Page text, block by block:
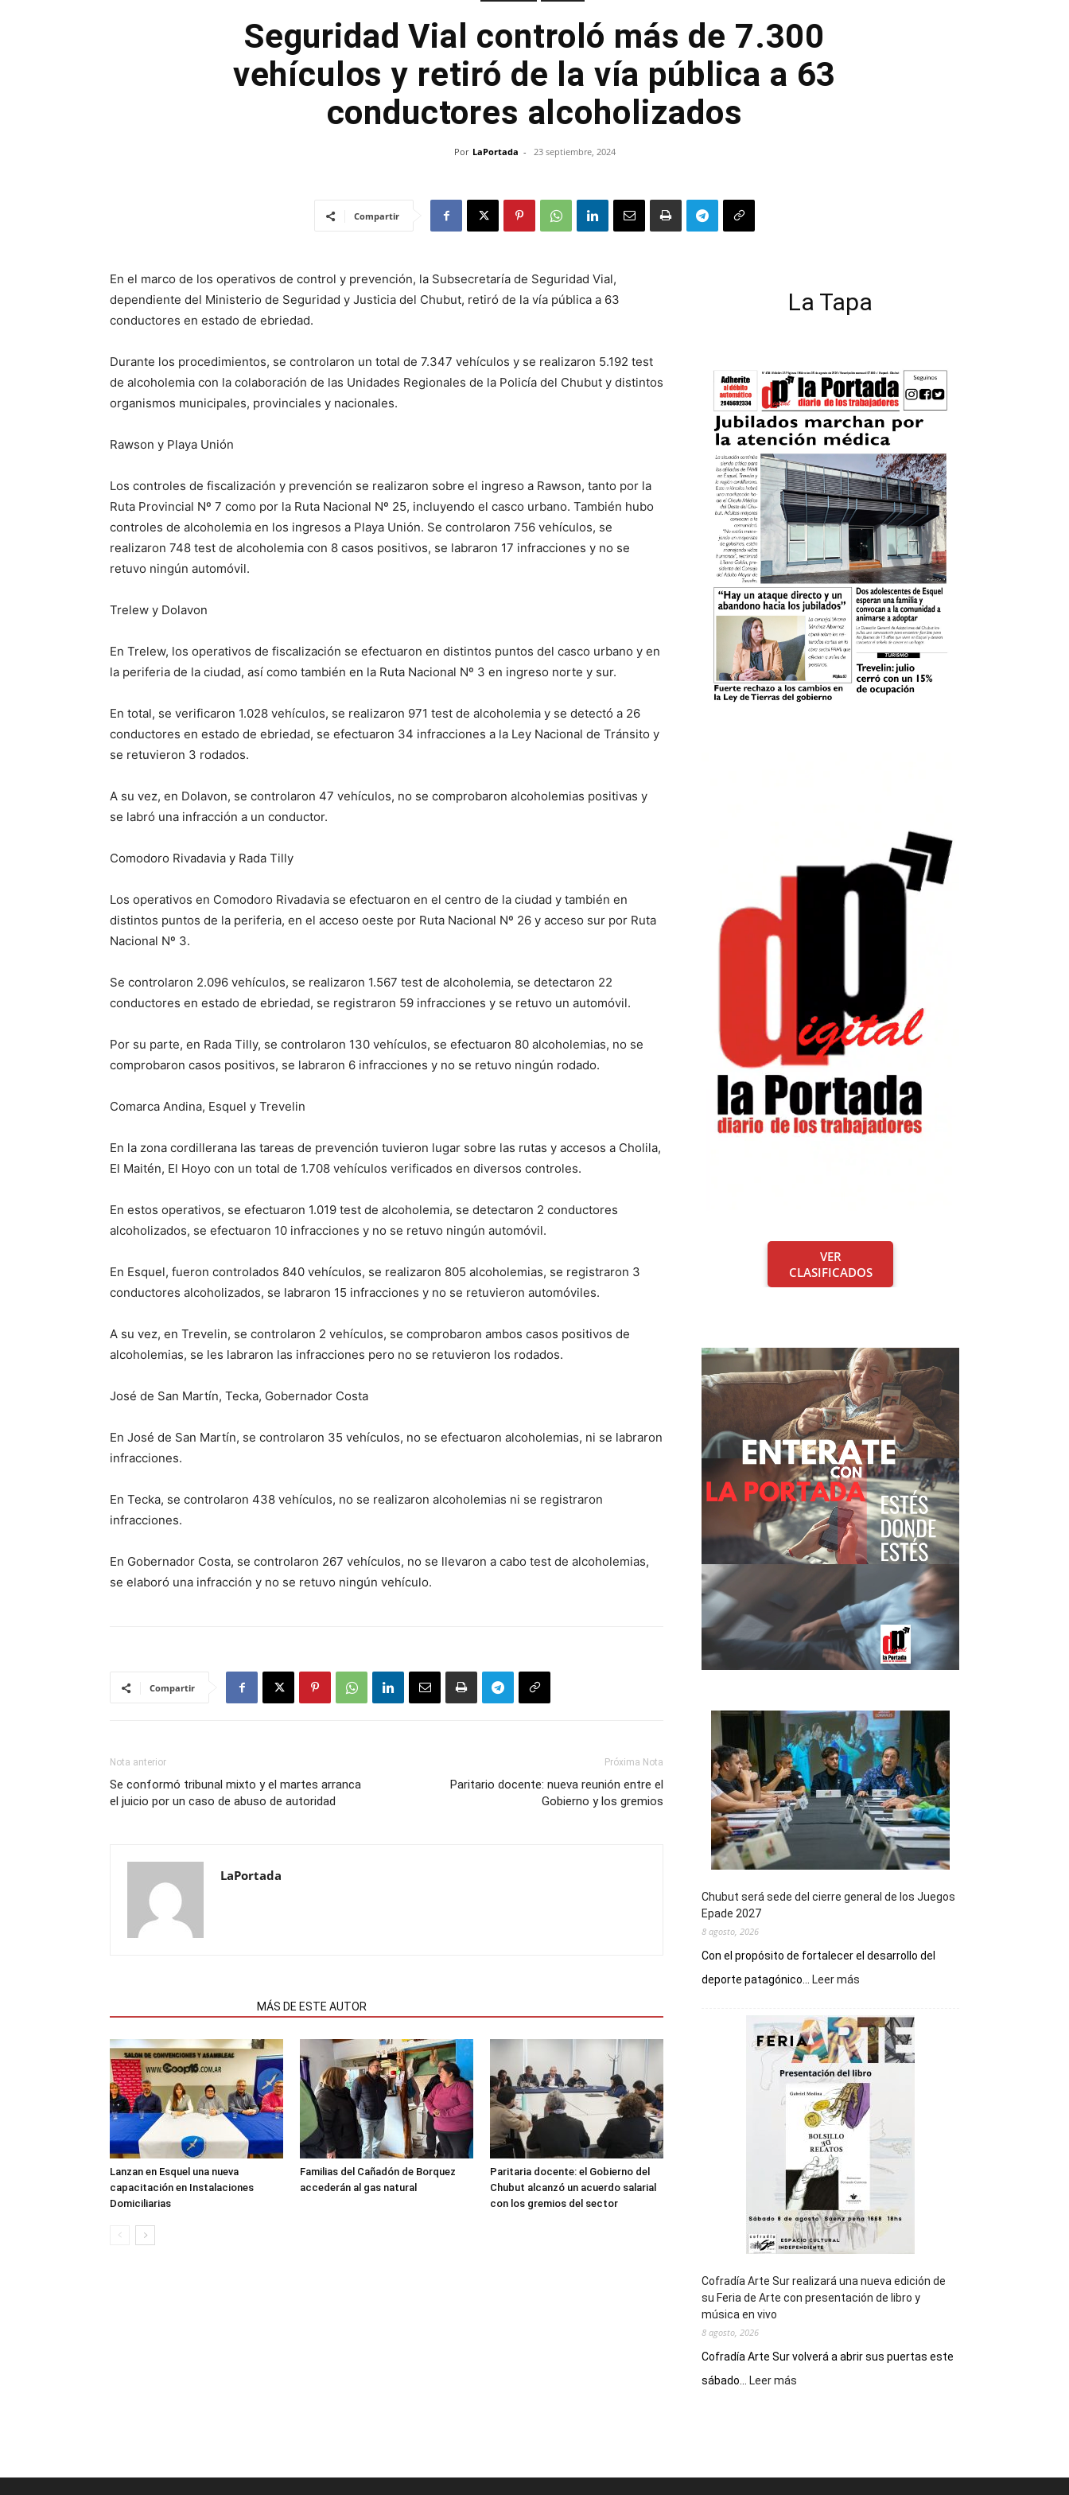
Seguridad Vial controló más de 7.300
vehículos y retiró de la vía pública a 63
conductores alcoholizados
Por LaPortada - 23 septiembre, 2024
Compartir
En el marco de los operativos de control y prevención, la Subsecretaría de Seguridad Vial,
dependiente del Ministerio de Seguridad y Justicia del Chubut, retiró de la vía pública a 63
conductores en estado de ebriedad.
Durante los procedimientos, se controlaron un total de 7.347 vehículos y se realizaron 5.192 test
de alcoholemia con la colaboración de las Unidades Regionales de la Policía del Chubut y distintos
organismos municipales, provinciales y nacionales.
Rawson y Playa Unión
Los controles de fiscalización y prevención se realizaron sobre el ingreso a Rawson, tanto por la
Ruta Provincial Nº 7 como por la Ruta Nacional Nº 25, incluyendo el casco urbano. También hubo
controles de alcoholemia en los ingresos a Playa Unión. Se controlaron 756 vehículos, se
realizaron 748 test de alcoholemia con 8 casos positivos, se labraron 17 infracciones y no se
retuvo ningún automóvil.
Trelew y Dolavon
En Trelew, los operativos de fiscalización se efectuaron en distintos puntos del casco urbano y en
la periferia de la ciudad, así como también en la Ruta Nacional Nº 3 en ingreso norte y sur.
En total, se verificaron 1.028 vehículos, se realizaron 971 test de alcoholemia y se detectó a 26
conductores en estado de ebriedad, se efectuaron 34 infracciones a la Ley Nacional de Tránsito y
se retuvieron 3 rodados.
A su vez, en Dolavon, se controlaron 47 vehículos, no se comprobaron alcoholemias positivas y
se labró una infracción a un conductor.
Comodoro Rivadavia y Rada Tilly
Los operativos en Comodoro Rivadavia se efectuaron en el centro de la ciudad y también en
distintos puntos de la periferia, en el acceso oeste por Ruta Nacional Nº 26 y acceso sur por Ruta
Nacional Nº 3.
Se controlaron 2.096 vehículos, se realizaron 1.567 test de alcoholemia, se detectaron 22
conductores en estado de ebriedad, se registraron 59 infracciones y se retuvo un automóvil.
Por su parte, en Rada Tilly, se controlaron 130 vehículos, se efectuaron 80 alcoholemias, no se
comprobaron casos positivos, se labraron 6 infracciones y no se retuvo ningún rodado.
Comarca Andina, Esquel y Trevelin
En la zona cordillerana las tareas de prevención tuvieron lugar sobre las rutas y accesos a Cholila,
El Maitén, El Hoyo con un total de 1.708 vehículos verificados en diversos controles.
En estos operativos, se efectuaron 1.019 test de alcoholemia, se detectaron 2 conductores
alcoholizados, se efectuaron 10 infracciones y no se retuvo ningún automóvil.
En Esquel, fueron controlados 840 vehículos, se realizaron 805 alcoholemias, se registraron 3
conductores alcoholizados, se labraron 15 infracciones y no se retuvieron automóviles.
A su vez, en Trevelin, se controlaron 2 vehículos, se comprobaron ambos casos positivos de
alcoholemias, se les labraron las infracciones pero no se retuvieron los rodados.
José de San Martín, Tecka, Gobernador Costa
En José de San Martín, se controlaron 35 vehículos, no se efectuaron alcoholemias, ni se labraron
infracciones.
En Tecka, se controlaron 438 vehículos, no se realizaron alcoholemias ni se registraron
infracciones.
En Gobernador Costa, se controlaron 267 vehículos, no se llevaron a cabo test de alcoholemias,
se elaboró una infracción y no se retuvo ningún vehículo.
Compartir
Nota anterior
Se conformó tribunal mixto y el martes arranca
el juicio por un caso de abuso de autoridad
Próxima Nota
Paritario docente: nueva reunión entre el
Gobierno y los gremios
LaPortada
MÁS DE ESTE AUTOR
Lanzan en Esquel una nueva
capacitación en Instalaciones
Domiciliarias
Familias del Cañadón de Borquez
accederán al gas natural
Paritaria docente: el Gobierno del
Chubut alcanzó un acuerdo salarial
con los gremios del sector
La Tapa
VER
CLASIFICADOS
Chubut será sede del cierre general de los Juegos
Epade 2027
8 agosto, 2026
Con el propósito de fortalecer el desarrollo del
deporte patagónico...
Leer más
sede
del
cierre
general
de
los
Juegos
Epade
2027
Cofradía Arte Sur realizará una nueva edición de
su Feria de Arte con presentación de libro y
música en vivo
8 agosto, 2026
Cofradía Arte Sur volverá a abrir sus puertas este
sábado...
Leer más
nueva